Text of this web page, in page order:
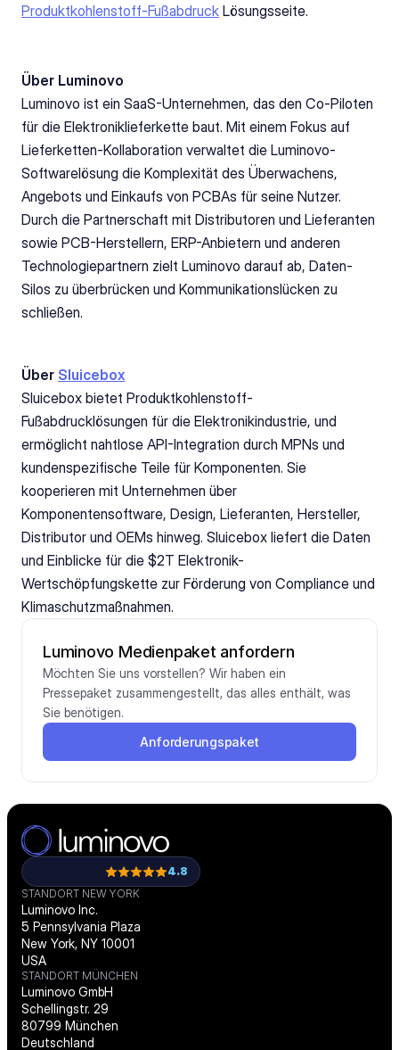
Produktkohlenstoff-Fußabdruck Lösungsseite.
Über Luminovo
Luminovo ist ein SaaS-Unternehmen, das den Co-Piloten
für die Elektroniklieferkette baut. Mit einem Fokus auf
Lieferketten-Kollaboration verwaltet die Luminovo-
Softwarelösung die Komplexität des Überwachens,
Angebots und Einkaufs von PCBAs für seine Nutzer.
Durch die Partnerschaft mit Distributoren und Lieferanten
sowie PCB-Herstellern, ERP-Anbietern und anderen
Technologiepartnern zielt Luminovo darauf ab, Daten-
Silos zu überbrücken und Kommunikationslücken zu
schließen.
Über Sluicebox
Sluicebox bietet Produktkohlenstoff-
Fußabdrucklösungen für die Elektronikindustrie, und
ermöglicht nahtlose API-Integration durch MPNs und
kundenspezifische Teile für Komponenten. Sie
kooperieren mit Unternehmen über
Komponentensoftware, Design, Lieferanten, Hersteller,
Distributor und OEMs hinweg. Sluicebox liefert die Daten
und Einblicke für die $2T Elektronik-
Wertschöpfungskette zur Förderung von Compliance und
Klimaschutzmaßnahmen.
Luminovo Medienpaket anfordern
Möchten Sie uns vorstellen? Wir haben ein
Pressepaket zusammengestellt, das alles enthält, was
Sie benötigen.
Anforderungspaket
4.8
STANDORT NEW YORK
Luminovo Inc.
5 Pennsylvania Plaza
New York, NY 10001
USA
STANDORT MÜNCHEN
Luminovo GmbH
Schellingstr. 29
80799 München
Deutschland